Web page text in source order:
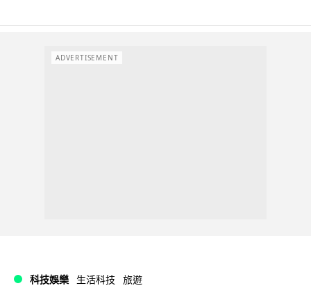
ADVERTISEMENT
科技娛樂 生活科技 旅遊